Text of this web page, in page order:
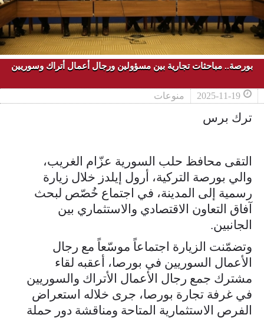
بورصة.. مباحثات تجارية بين مسؤولين ورجال أعمال أتراك وسوريين
2025-11-19 منوعات
ترك برس
التقى محافظ حلب السورية عزّام الغريب،
والي بورصة التركية، أرول إيلدز خلال زيارة
رسمية إلى المدينة، في اجتماع خُصّص لبحث
آفاق التعاون الاقتصادي والاستثماري بين
الجانبين.
وتضمّنت الزيارة اجتماعاً موسّعاً مع رجال
الأعمال السوريين في بورصا، أعقبه لقاء
مشترك جمع رجال الأعمال الأتراك والسوريين
في غرفة تجارة بورصا، جرى خلاله استعراض
الفرص الاستثمارية المتاحة ومناقشة دور حملة